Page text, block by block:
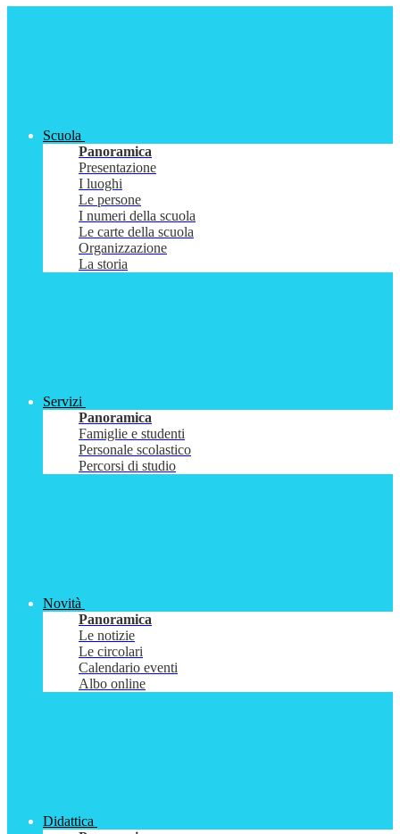
Scuola
Panoramica
Presentazione
I luoghi
Le persone
I numeri della scuola
Le carte della scuola
Organizzazione
La storia
Servizi
Panoramica
Famiglie e studenti
Personale scolastico
Percorsi di studio
Novità
Panoramica
Le notizie
Le circolari
Calendario eventi
Albo online
Didattica